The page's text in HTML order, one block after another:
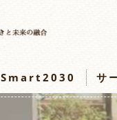
Smart2030 サ